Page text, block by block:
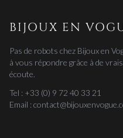
BIJOUX EN
Pas de robots chez Bijoux en
à vous répondre grâce à de
écoute.
Tel : +33 (0) 9 72 40 33 21
Email :